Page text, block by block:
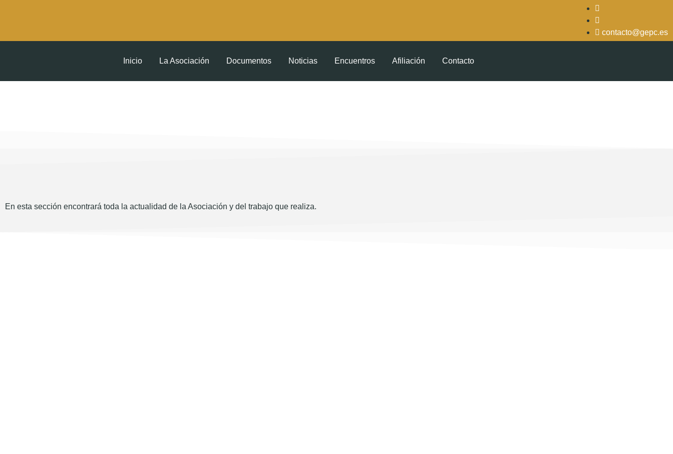
contacto@gepc.es
Inicio La Asociación Documentos Noticias Encuentros Afiliación Contacto
En esta sección encontrará toda la actualidad de la Asociación y del trabajo que realiza.